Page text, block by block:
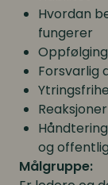
Hvordan
fungerer
Forsvarlig
og
Målgruppe: